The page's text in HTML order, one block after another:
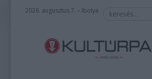
2026. augusztus 7. – Ibolya